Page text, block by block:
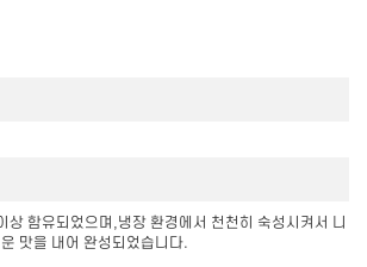
상 함유되었으며,냉장 환경에서 천천히 숙성시켜서 니
맛을 내어 완성되었습니다.